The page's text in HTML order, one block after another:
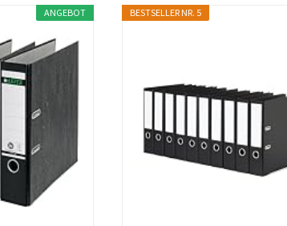
ANGEBOT BESTSELLER NR. 5